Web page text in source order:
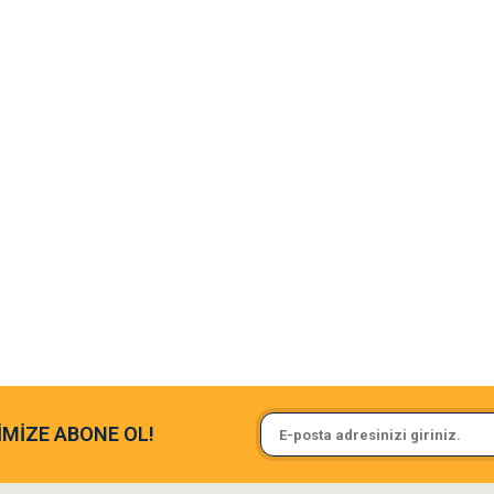
ve paketlemesine bayıldım
Sa**** On******
Pamuk için aradığım tüm
ABONE OL!